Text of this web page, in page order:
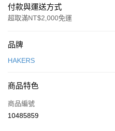
付款與運送方式
超取滿NT$2,000免運
信用卡一次付款
Apple Pay
街口支付
品牌
HAKERS
商品特色
商品編號
10485859